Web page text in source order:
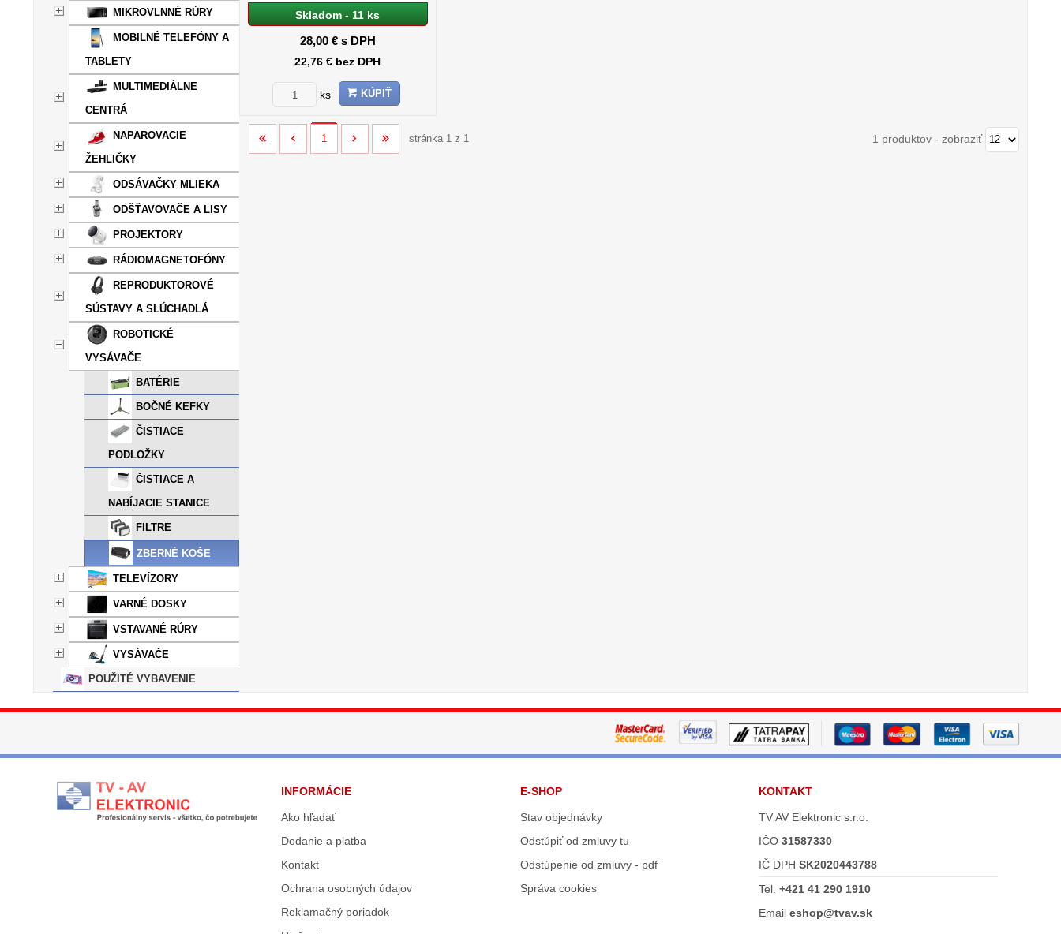
MIKROVLNNÉ RÚRY
MOBILNÉ TELEFÓNY A
TABLETY
MULTIMEDIÁLNE
CENTRÁ
NAPAROVACIE
ŽEHLIČKY
ODSÁVAČKY MLIEKA
ODŠŤAVOVAČE A LISY
PROJEKTORY
RÁDIOMAGNETOFÓNY
REPRODUKTOROVÉ
SÚSTAVY A SLÚCHADLÁ
ROBOTICKÉ
VYSÁVAČE
BATÉRIE
BOČNÉ KEFKY
ČISTIACE
PODLOŽKY
ČISTIACE A
NABÍJACIE STANICE
FILTRE
ZBERNÉ KOŠE
TELEVÍZORY
VARNÉ DOSKY
VSTAVANÉ RÚRY
VYSÁVAČE
POUŽITÉ VYBAVENIE
Skladom - 11 ks
28,00 € s DPH
22,76 € bez DPH
ks KÚPIŤ
1 stránka 1 z 1 1 produktov - zobraziť
INFORMÁCIE
Ako hľadať
Dodanie a platba
Kontakt
Ochrana osobných údajov
Reklamačný poriadok
E-SHOP
Stav objednávky
Odstúpiť od zmluvy tu
Odstúpenie od zmluvy - pdf
Správa cookies
KONTAKT
TV AV Elektronic s.r.o.
IČO 31587330
IČ DPH SK2020443788
Tel. +421 41 290 1910
Email eshop@tvav.sk